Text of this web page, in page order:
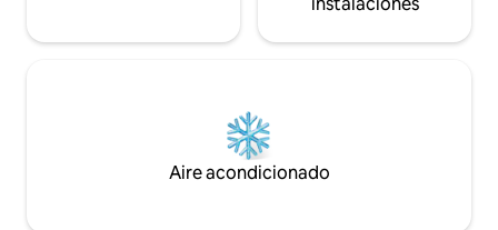
Aire acondicionado